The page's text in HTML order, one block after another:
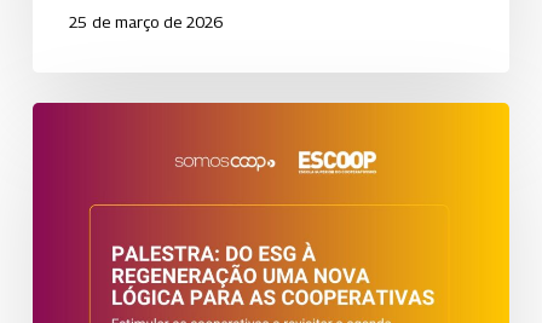
25 de março de 2026
encerra
Programa
ESGCoop